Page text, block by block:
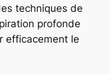
techniques de
profonde
efficacement le